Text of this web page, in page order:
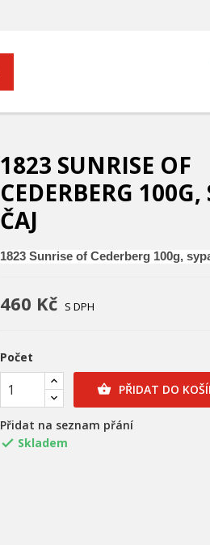
1823 SUNRISE OF
CEDERBERG
ČAJ
1823 Sunrise of Cederberg 100g,
460 Kč S DPH
Počet
 PŘIDAT DO
Přidat na seznam přání
 Skladem